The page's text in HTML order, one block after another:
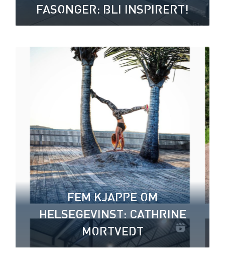
FASONGER: BLI INSPIRERT!
FEM KJAPPE OM
HELSEGEVINST: CATHRINE
MORTVEDT